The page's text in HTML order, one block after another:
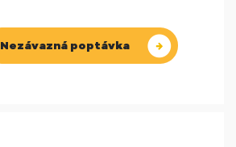
Nezávazná poptávka